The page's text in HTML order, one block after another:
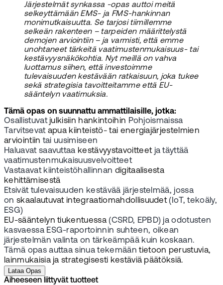
Järjestelmät synkassa -opas auttoi meitä
selkeyttämään EMS- ja FMS-hankinnan
monimutkaisuutta. Se tarjosi tiimillemme
selkeän rakenteen – tarpeiden määrittelystä
demojen arviointiin – ja varmisti, että emme
unohtaneet tärkeitä vaatimustenmukaisuus- tai
kestävyysnäkökohtia. Nyt meillä on vahva
luottamus siihen, että investoimme
tulevaisuuden kestävään ratkaisuun, joka tukee
sekä strategisia tavoitteitamme että EU-
sääntelyn vaatimuksia.
Tämä opas on suunnattu ammattilaisille, jotka:
Osallistuvat julkisiin hankintoihin Pohjoismaissa
Tarvitsevat apua kiinteistö- tai energiajärjestelmien
arviointiin tai uusimiseen
Haluavat saavuttaa kestävyystavoitteetja täyttää
vaatimustenmukaisuusvelvoitteet
Vastaavat kiinteistöhallinnan digitaalisesta
kehittämisestä
Etsivät tulevaisuuden kestävää järjestelmää, jossa
on skaalautuvat integraatiomahdollisuudet(IoT, tekoäly,
ESG)
EU-sääntelyn tiukentuessa (CSRD, EPBD) ja odotusten
kasvaessa ESG-raportoinnin suhteen, oikean
järjestelmän valinta on tärkeämpää kuin koskaan.
Tämä opas auttaa sinua tekemääntietoon perustuvia,
lainmukaisia ja strategisesti kestäviä päätöksiä.
Lataa Opas
Aiheeseen liittyvät tuotteet